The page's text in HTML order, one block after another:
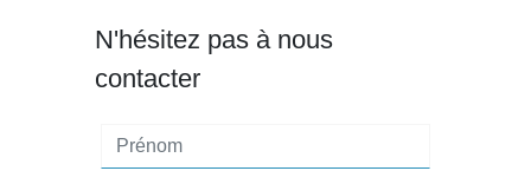
N'hésitez pas à nous
contacter